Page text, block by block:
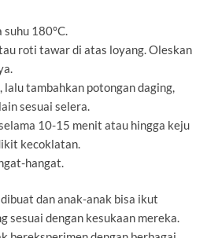
suhu 180°C.
roti tawar di atas loyang. Oleskan
lalu tambahkan potongan daging,
sesuai selera.
10-15 menit atau hingga keju
kecoklatan.
hangat.
dan anak-anak bisa ikut
sesuai dengan kesukaan mereka.